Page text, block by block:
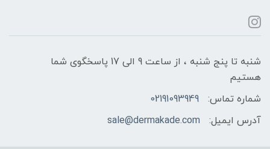
شنبه تا پنج شنبه ، از ساعت 9 الی 17 پاسخگوی شما
هستیم
شماره تماس:
02191093949
آدرس ایمیل:
sale@dermakade.com